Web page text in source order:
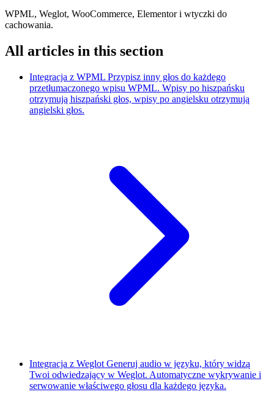
WPML, Weglot, WooCommerce, Elementor i wtyczki do
cachowania.
All articles in this section
Integracja z WPML Przypisz inny głos do każdego
przetłumaczonego wpisu WPML. Wpisy po hiszpańsku
otrzymują hiszpański głos, wpisy po angielsku otrzymują
angielski głos.
Integracja z Weglot Generuj audio w języku, który widzą
Twoi odwiedzający w Weglot. Automatyczne wykrywanie i
serwowanie właściwego głosu dla każdego języka.